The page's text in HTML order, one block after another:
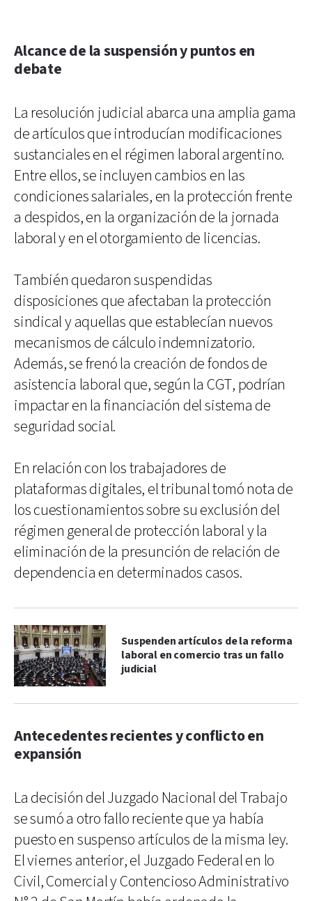
Alcance de la suspensión y puntos en
debate
La resolución judicial abarca una amplia gama
de artículos que introducían modificaciones
sustanciales en el régimen laboral argentino.
Entre ellos, se incluyen cambios en las
condiciones salariales, en la protección frente
a despidos, en la organización de la jornada
laboral y en el otorgamiento de licencias.
También quedaron suspendidas
disposiciones que afectaban la protección
sindical y aquellas que establecían nuevos
mecanismos de cálculo indemnizatorio.
Además, se frenó la creación de fondos de
asistencia laboral que, según la CGT, podrían
impactar en la financiación del sistema de
seguridad social.
En relación con los trabajadores de
plataformas digitales, el tribunal tomó nota de
los cuestionamientos sobre su exclusión del
régimen general de protección laboral y la
eliminación de la presunción de relación de
dependencia en determinados casos.
Suspenden artículos de la reforma
laboral en comercio tras un fallo
judicial
Antecedentes recientes y conflicto en
expansión
La decisión del Juzgado Nacional del Trabajo
se sumó a otro fallo reciente que ya había
puesto en suspenso artículos de la misma ley.
El viernes anterior, el Juzgado Federal en lo
Civil, Comercial y Contencioso Administrativo